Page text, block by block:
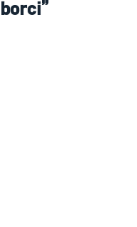
borci”